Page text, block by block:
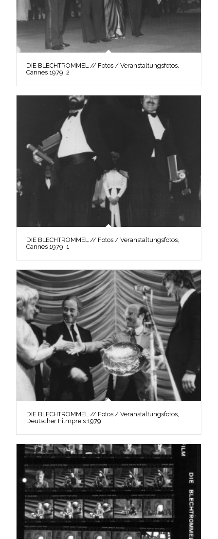
DIE BLECHTROMMEL // Fotos / Veranstaltungsfotos,
Cannes 1979, 2
DIE BLECHTROMMEL // Fotos / Veranstaltungsfotos,
Cannes 1979, 1
DIE BLECHTROMMEL // Fotos / Veranstaltungsfotos,
Deutscher Filmpreis 1979